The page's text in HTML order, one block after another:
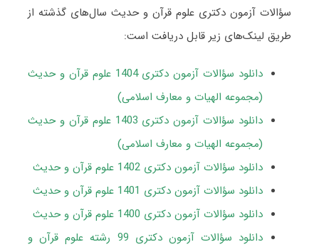
سؤالات آزمون دکتری علوم قرآن و حدیث سال‌های گذشته از
طریق لینک‌های زیر قابل دریافت است:
دانلود سؤالات آزمون دکتری 1404 علوم قرآن و حدیث
(مجموعه الهیات و معارف اسلامی)
دانلود سؤالات آزمون دکتری 1403 علوم قرآن و حدیث
(مجموعه الهیات و معارف اسلامی)
دانلود سؤالات آزمون دکتری 1402 علوم قرآن و حدیث
دانلود سؤالات آزمون دکتری 1401 علوم قرآن و حدیث
دانلود سؤالات آزمون دکتری 1400 علوم قرآن و حدیث
دانلود سؤالات آزمون دکتری 99 رشته علوم قرآن و